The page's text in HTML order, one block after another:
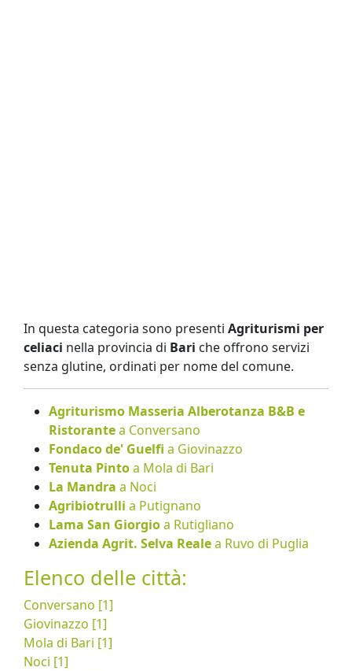
In questa categoria sono presenti Agriturismi per
celiaci nella provincia di Bari che offrono servizi
senza glutine, ordinati per nome del comune.
Agriturismo Masseria Alberotanza B&B e
Ristorantea Conversano
Fondaco de' Guelfi a Giovinazzo
Tenuta Pintoa Mola di Bari
La Mandra a Noci
Agribiotrulli a Putignano
Lama San Giorgioa Rutigliano
Azienda Agrit. Selva Realea Ruvo di Puglia
Elenco delle città:
Conversano [1]
Giovinazzo [1]
Mola di Bari [1]
Noci [1]